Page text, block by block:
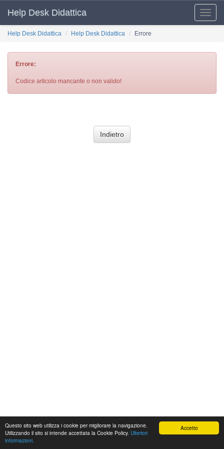
Accetto
Questo sito web utilizza i cookie per migliorare la navigazione.
Utilizzando il sito si intende accettata la Cookie Policy. Ulteriori
informazioni.
Toggle
Help Desk Didattica
Help Desk Didattica Help Desk Didattica Errore
Errore:
Codice articolo mancante o non valido!
Indietro